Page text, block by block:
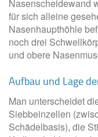
Nasenscheidewand
für sich alleine
Nasenhaupthöhle
noch drei
und obere
Aufbau und Lage
Man unterscheidet
Siebbeinzellen
Schädelbasis), die